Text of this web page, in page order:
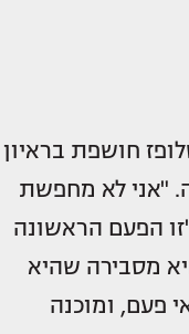
חושפת בראיון
"אני לא מחפשת
הפעם הראשונה
מסבירה שהיא
פעם, ומוכנה